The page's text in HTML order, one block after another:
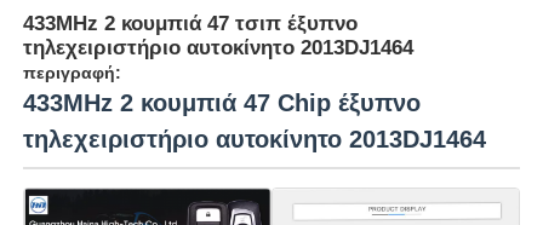
433MHz 2 κουμπιά 47 τσιπ έξυπνο
τηλεχειριστήριο αυτοκίνητο 2013DJ1464
περιγραφή:
433MHz 2 κουμπιά 47 Chip έξυπνο
τηλεχειριστήριο αυτοκίνητο 2013DJ1464